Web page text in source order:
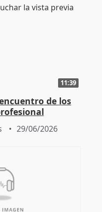
11:39
de los
bien así"
29/06/2026